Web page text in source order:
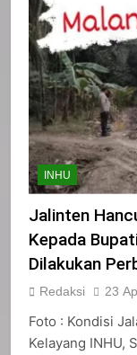
INHU
Jalinten
Kepada
Dilakukan
Redaksi 23
Foto : Kondisi
Kelayang INHU,